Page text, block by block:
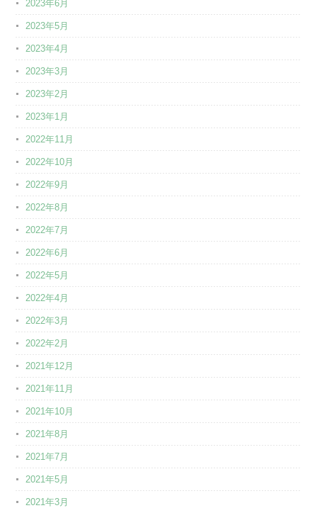
2023年6月
2023年5月
2023年4月
2023年3月
2023年2月
2023年1月
2022年11月
2022年10月
2022年9月
2022年8月
2022年7月
2022年6月
2022年5月
2022年4月
2022年3月
2022年2月
2021年12月
2021年11月
2021年10月
2021年8月
2021年7月
2021年5月
2021年3月